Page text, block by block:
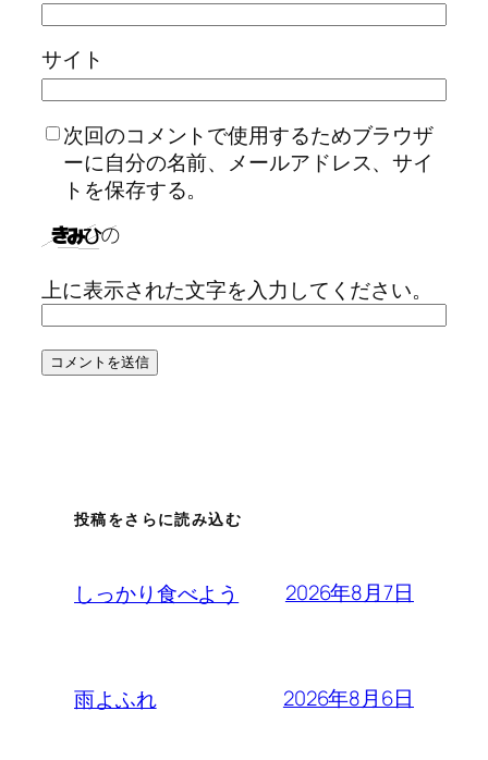
サイト
次回のコメントで使用するためブラウザ
ーに自分の名前、メールアドレス、サイ
トを保存する。
上に表示された文字を入力してください。
投稿をさらに読み込む
しっかり食べよう 2026年8月7日
雨よふれ 2026年8月6日